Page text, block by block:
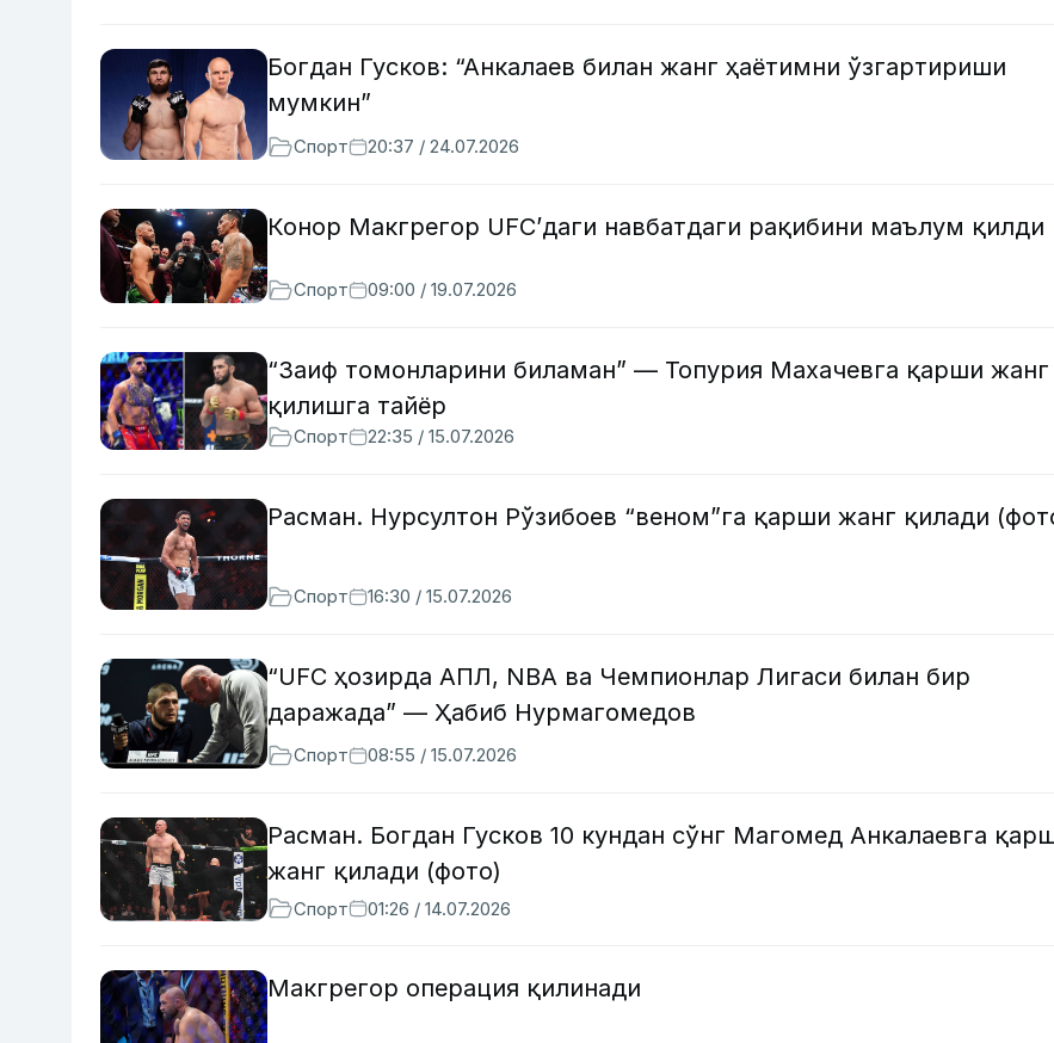
Богдан Гусков: “Анкалаев билан жанг ҳаётимни ўзгартириши
мумкин”
Спорт 20:37 / 24.07.2026
Конор Макгрегор UFC’даги навбатдаги рақибини маълум қилди
Спорт 09:00 / 19.07.2026
“Заиф томонларини биламан” — Топурия Махачевга қарши жанг
қилишга тайёр
Спорт 22:35 / 15.07.2026
Расман. Нурсултон Рўзибоев “веном”га қарши жанг қилади
Спорт 16:30 / 15.07.2026
“UFC ҳозирда АПЛ, NBA ва Чемпионлар Лигаси билан бир
даражада” — Ҳабиб Нурмагомедов
Спорт 08:55 / 15.07.2026
Расман. Богдан Гусков 10 кундан сўнг Магомед Анкалаевга
жанг қилади (фото)
Спорт 01:26 / 14.07.2026
Макгрегор операция қилинади